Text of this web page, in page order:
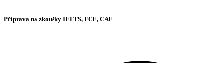
Příprava na zkoušky IELTS, FCE, CAE